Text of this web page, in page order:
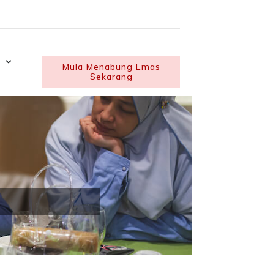
Mula Menabung Emas
Sekarang